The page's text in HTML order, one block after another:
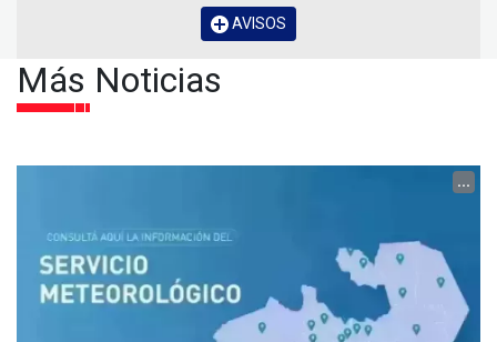
AVISOS
Más Noticias
...